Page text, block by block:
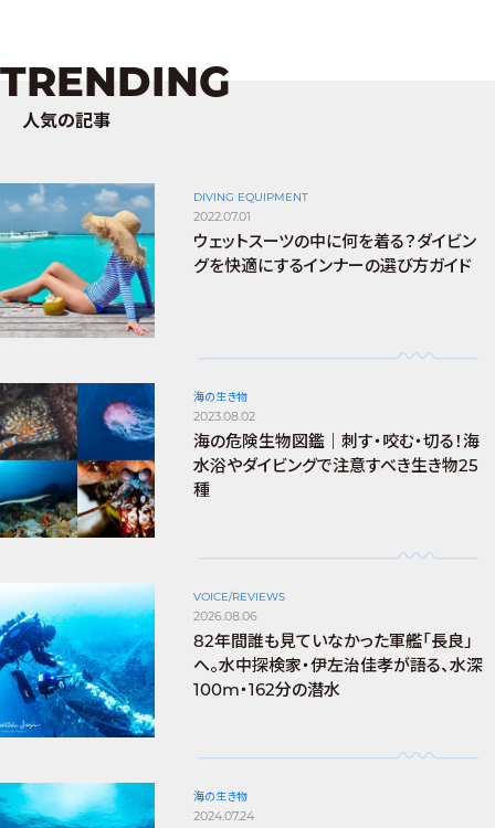
TRENDING
人気の記事
DIVING EQUIPMENT
2022.07.01
ウェットスーツの中に何を着る？ダイビン
グを快適にするインナーの選び方ガイド
海の生き物
2023.08.02
海の危険生物図鑑｜刺す・咬む・切る！海
水浴やダイビングで注意すべき生き物25
種
VOICE/REVIEWS
2026.08.06
82年間誰も見ていなかった軍艦「長良」
へ。水中探検家・伊左治佳孝が語る、水深
100m・162分の潜水
海の生き物
2024.07.24